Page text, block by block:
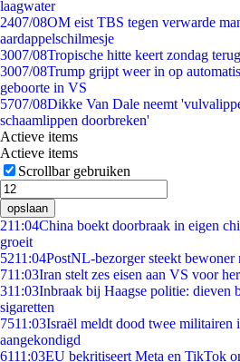
laagwater
2407/08OM eist TBS tegen verwarde
aardappelschilmesje
3007/08Tropische hitte keert zondag
3007/08Trump grijpt weer in op
geboorte in VS
5707/08Dikke Van Dale neemt
schaamlippen doorbreken'
Actieve items
Actieve items
Scrollbar gebruiken
opslaan
211:04China boekt doorbraak in eigen
groeit
5211:04PostNL-bezorger steekt bewoner
711:03Iran stelt zes eisen aan VS voor
311:03Inbraak bij Haagse politie: dieven
sigaretten
7511:03Israël meldt dood twee
aangekondigd
6111:03EU bekritiseert Meta en TikTok